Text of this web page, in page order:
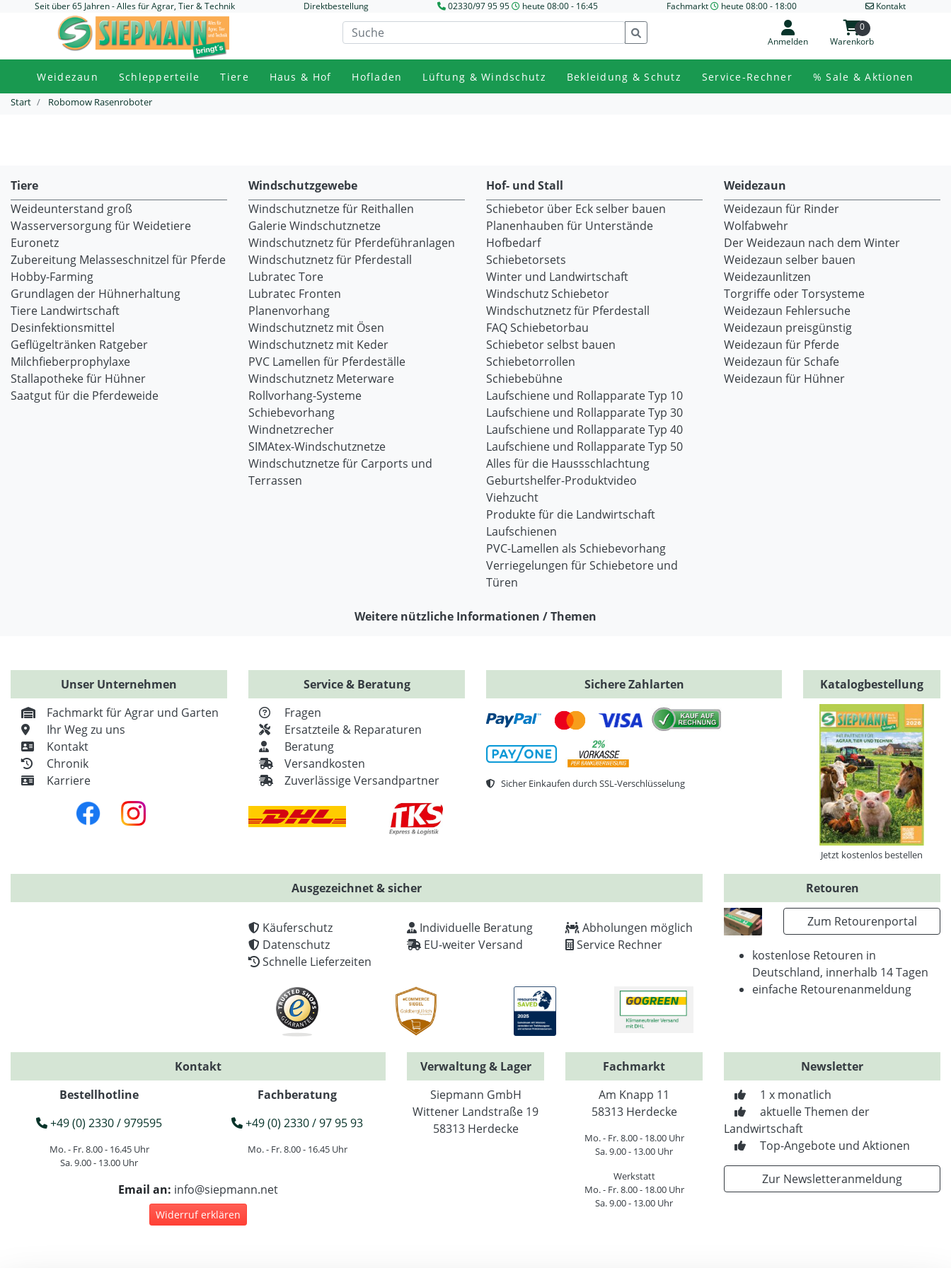
Seit über 65 Jahren - Alles für Agrar, Tier & Technik Direktbestellung 02330/97 95 95 heute 08:00 - 16:45 Fachmarkt heute 08:00 - 18:00 Kontakt
Anmelden Warenkorb
0
Weidezaun Schlepperteile Tiere Haus & Hof Hofladen Lüftung & Windschutz Bekleidung & Schutz Service-Rechner % Sale & Aktionen
Start Robomow Rasenroboter
Tiere
Weideunterstand groß
Wasserversorgung für Weidetiere
Euronetz
Zubereitung Melasseschnitzel für Pferde
Hobby-Farming
Grundlagen der Hühnerhaltung
Tiere Landwirtschaft
Desinfektionsmittel
Geflügeltränken Ratgeber
Milchfieberprophylaxe
Stallapotheke für Hühner
Saatgut für die Pferdeweide
Windschutzgewebe
Windschutznetze für Reithallen
Galerie Windschutznetze
Windschutznetz für Pferdeführanlagen
Windschutznetz für Pferdestall
Lubratec Tore
Lubratec Fronten
Planenvorhang
Windschutznetz mit Ösen
Windschutznetz mit Keder
PVC Lamellen für Pferdeställe
Windschutznetz Meterware
Rollvorhang-Systeme
Schiebevorhang
Windnetzrecher
SIMAtex-Windschutznetze
Windschutznetze für Carports und
Terrassen
Hof- und Stall
Schiebetor über Eck selber bauen
Planenhauben für Unterstände
Hofbedarf
Schiebetorsets
Winter und Landwirtschaft
Windschutz Schiebetor
Windschutznetz für Pferdestall
FAQ Schiebetorbau
Schiebetor selbst bauen
Schiebetorrollen
Schiebebühne
Laufschiene und Rollapparate Typ 10
Laufschiene und Rollapparate Typ 30
Laufschiene und Rollapparate Typ 40
Laufschiene und Rollapparate Typ 50
Alles für die Haussschlachtung
Geburtshelfer-Produktvideo
Viehzucht
Produkte für die Landwirtschaft
Laufschienen
PVC-Lamellen als Schiebevorhang
Verriegelungen für Schiebetore und
Türen
Weidezaun
Weidezaun für Rinder
Wolfabwehr
Der Weidezaun nach dem Winter
Weidezaun selber bauen
Weidezaunlitzen
Torgriffe oder Torsysteme
Weidezaun Fehlersuche
Weidezaun preisgünstig
Weidezaun für Pferde
Weidezaun für Schafe
Weidezaun für Hühner
Weitere nützliche Informationen / Themen
Unser Unternehmen
Fachmarkt für Agrar und Garten
Ihr Weg zu uns
Kontakt
Chronik
Karriere
Service & Beratung
Fragen
Ersatzteile & Reparaturen
Beratung
Versandkosten
Zuverlässige Versandpartner
Sichere Zahlarten
Sicher Einkaufen durch SSL-Verschlüsselung
Katalogbestellung
Jetzt kostenlos bestellen
Ausgezeichnet & sicher
Käuferschutz
Datenschutz
Schnelle Lieferzeiten
Individuelle Beratung
EU-weiter Versand
Abholungen möglich
Service Rechner
Retouren
Zum Retourenportal
kostenlose Retouren in
Deutschland, innerhalb 14 Tagen
einfache Retourenanmeldung
Kontakt
Bestellhotline
+49 (0) 2330 / 979595
Mo. - Fr. 8.00 - 16.45 Uhr
Sa. 9.00 - 13.00 Uhr
Fachberatung
+49 (0) 2330 / 97 95 93
Mo. - Fr. 8.00 - 16.45 Uhr
Email an: info@siepmann.net
Widerruf erklären
Verwaltung & Lager
Siepmann GmbH
Wittener Landstraße 19
58313 Herdecke
Fachmarkt
Am Knapp 11
58313 Herdecke
Mo. - Fr. 8.00 - 18.00 Uhr
Sa. 9.00 - 13.00 Uhr
Werkstatt
Mo. - Fr. 8.00 - 18.00 Uhr
Sa. 9.00 - 13.00 Uhr
Newsletter
1 x monatlich
aktuelle Themen der
Landwirtschaft
Top-Angebote und Aktionen
Zur Newsletteranmeldung